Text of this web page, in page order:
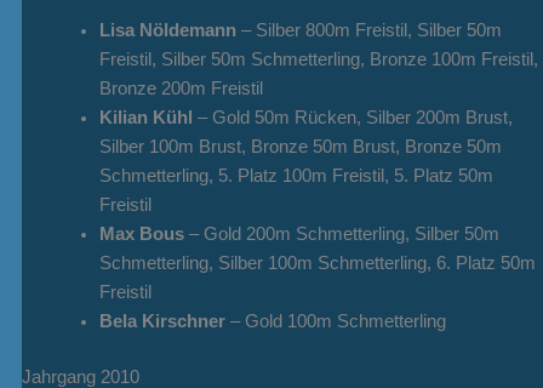
Lisa Nöldemann– Silber 800m Freistil, Silber 50m
Freistil, Silber 50m Schmetterling, Bronze 100m Freistil,
Bronze 200m Freistil
Kilian Kühl – Gold 50m Rücken, Silber 200m Brust,
Silber 100m Brust, Bronze 50m Brust, Bronze 50m
Schmetterling, 5. Platz 100m Freistil, 5. Platz 50m
Freistil
Max Bous– Gold 200m Schmetterling, Silber 50m
Schmetterling, Silber 100m Schmetterling, 6. Platz 50m
Freistil
Bela Kirschner– Gold 100m Schmetterling
Jahrgang 2010